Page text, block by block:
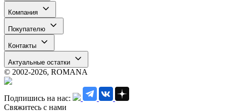
Компания
Покупателю
Контакты
Актуальные остатки
© 2002-2026, ROMANA
Подпишись на нас:
Свяжитесь с нами